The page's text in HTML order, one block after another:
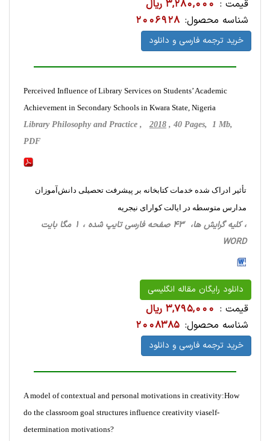
قیمت : 3,280,000 ریال
شناسه محصول: 2006928
خرید ترجمه فارسی و دانلود
Perceived Influence of Library Services on Students’ Academic
Achievement in Secondary Schools in Kwara State, Nigeria
Library Philosophy and Practice , 2018 , 40 Pages, 1 Mb,
PDF
تأثیر ادراک شده خدمات کتابخانه بر پیشرفت تحصیلی دانش‌آموزان
مدارس متوسطه در ایالت کوارای نیجریه
، کلیه گرایش ها، 43 صفحه فارسی تایپ شده ، 1 مگا بایت
WORD
دانلود رایگان مقاله انگلیسی
قیمت : 3,795,000 ریال
شناسه محصول: 2008385
خرید ترجمه فارسی و دانلود
A model of contextual and personal motivations in creativity:How
do the classroom goal structures influence creativity viaself-
determination motivations?